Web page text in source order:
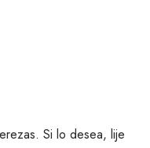
Si lo desea, lije